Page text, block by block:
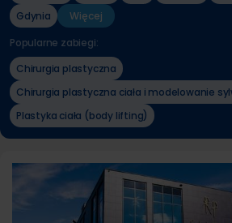
Gdynia
Więcej
Popularne zabiegi:
Chirurgia plastyczna
Chirurgia plastyczna ciała i modelowanie
Plastyka ciała (body lifting)